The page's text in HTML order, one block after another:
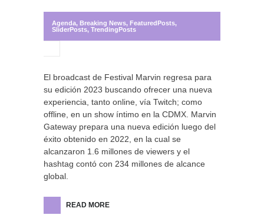
Agenda, Breaking News, FeaturedPosts,
SliderPosts, TrendingPosts
El broadcast de Festival Marvin regresa para
su edición 2023 buscando ofrecer una nueva
experiencia, tanto online, vía Twitch; como
offline, en un show íntimo en la CDMX. Marvin
Gateway prepara una nueva edición luego del
éxito obtenido en 2022, en la cual se
alcanzaron 1.6 millones de viewers y el
hashtag contó con 234 millones de alcance
global.
READ MORE